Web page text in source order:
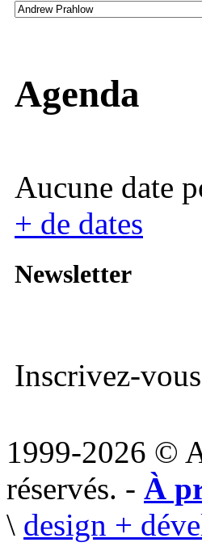
Agenda
Aucune date
+ de dates
Newsletter
Inscrivez-
1999-2026 ©
réservés. - À
\ design +